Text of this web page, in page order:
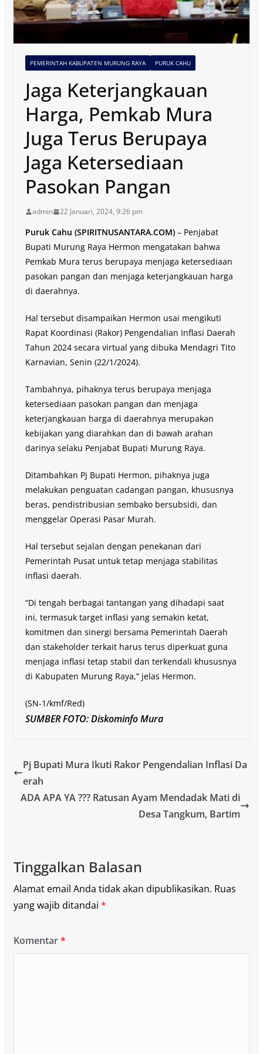
PEMERINTAH KABUPATEN MURUNG RAYA PURUK CAHU
Jaga Keterjangkauan
Harga, Pemkab Mura
Juga Terus Berupaya
Jaga Ketersediaan
Pasokan Pangan
admin 22 Januari, 2024, 9:26 pm
Puruk Cahu (SPIRITNUSANTARA.COM)– Penjabat
Bupati Murung Raya Hermon mengatakan bahwa
Pemkab Mura terus berupaya menjaga ketersediaan
pasokan pangan dan menjaga keterjangkauan harga
di daerahnya.
Hal tersebut disampaikan Hermon usai mengikuti
Rapat Koordinasi (Rakor) Pengendalian Inflasi Daerah
Tahun 2024 secara virtual yang dibuka Mendagri Tito
Karnavian, Senin (22/1/2024).
Tambahnya, pihaknya terus berupaya menjaga
ketersediaan pasokan pangan dan menjaga
keterjangkauan harga di daerahnya merupakan
kebijakan yang diarahkan dan di bawah arahan
darinya selaku Penjabat Bupati Murung Raya.
Ditambahkan Pj Bupati Hermon, pihaknya juga
melakukan penguatan cadangan pangan, khususnya
beras, pendistribusian sembako bersubsidi, dan
menggelar Operasi Pasar Murah.
Hal tersebut sejalan dengan penekanan dari
Pemerintah Pusat untuk tetap menjaga stabilitas
inflasi daerah.
“Di tengah berbagai tantangan yang dihadapi saat
ini, termasuk target inflasi yang semakin ketat,
komitmen dan sinergi bersama Pemerintah Daerah
dan stakeholder terkait harus terus diperkuat guna
menjaga inflasi tetap stabil dan terkendali khususnya
di Kabupaten Murung Raya,” jelas Hermon.
(SN-1/kmf/Red)
SUMBER FOTO: Diskominfo Mura
Pj Bupati Mura Ikuti Rakor Pengendalian Inflasi Da
erah
ADA APA YA ??? Ratusan Ayam Mendadak Mati di
Desa Tangkum, Bartim
Tinggalkan Balasan
Alamat email Anda tidak akan dipublikasikan. Ruas
yang wajib ditandai *
Komentar*